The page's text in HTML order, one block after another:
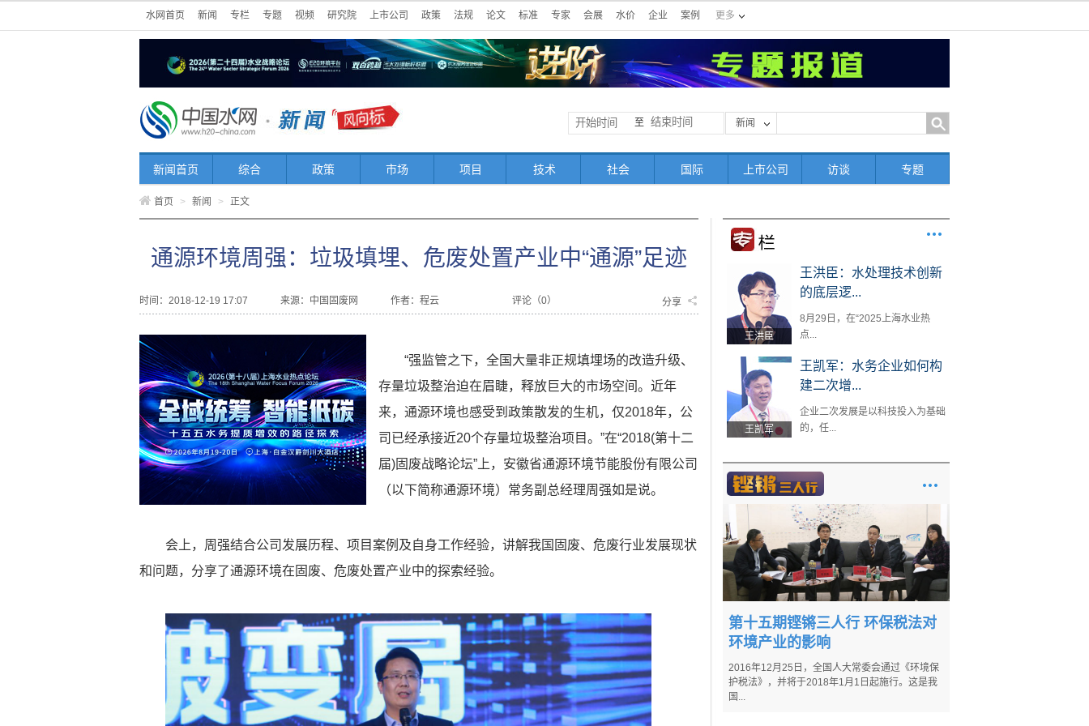
水网首页 新闻 专栏 专题 视频 研究院 上市公司 政策 法规 论文 标准 专家 会展 水价 企业 案例 更多
至 新闻
新闻首页 综合 政策 市场 项目 技术 社会 国际 上市公司 访谈 专题
首页 > 新闻 > 正文
通源环境周强：垃圾填埋、危废处置产业中“通源”足迹
时间：2018-12-19 17:07 来源： 中国固废网 作者：程云 评论（0） 分享
“强监管之下，全国大量非正规填埋场的改造升级、
存量垃圾整治迫在眉睫，释放巨大的市场空间。近年
来，通源环境也感受到政策散发的生机，仅2018年，公
司已经承接近20个存量垃圾整治项目。”在“2018(第十二
届)固废战略论坛”上，安徽省通源环境节能股份有限公司
（以下简称通源环境）常务副总经理周强如是说。
会上，周强结合公司发展历程、项目案例及自身工作经验，讲解我国固废、危废行业发展现状
和问题，分享了通源环境在固废、危废处置产业中的探索经验。
王洪臣
王洪臣：水处理技术创新
的底层逻...
8月29日，在“2025上海水业热
点...
王凯军
王凯军：水务企业如何构
建二次增...
企业二次发展是以科技投入为基础
的，任...
第十五期铿锵三人行 环保税法对
环境产业的影响
2016年12月25日，全国人大常委会通过《环境保
护税法》，并将于2018年1月1日起施行。这是我
国...